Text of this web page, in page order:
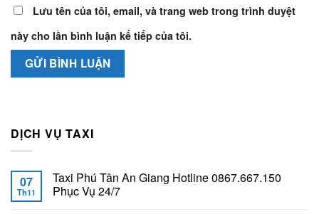
Lưu tên của tôi, email, và trang web trong trình duyệt
này cho lần bình luận kế tiếp của tôi.
DỊCH VỤ TAXI
07
Th11
Taxi Phú Tân An Giang Hotline 0867.667.150
Phục Vụ 24/7